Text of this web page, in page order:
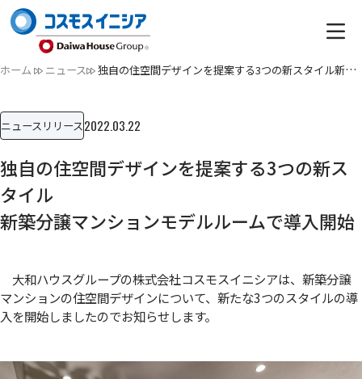
ホーム ニュース 独自の住空間デザインを提案する3つの新スタイル新築分譲マンシ…
ニュースリリース2022.03.22
独自の住空間デザインを提案する3つの新ス
タイル
新築分譲マンションモデルルームで導入開始
大和ハウスグループの株式会社コスモスイニシアは、新築分譲
マンションの住空間デザインについて、新たな3つのスタイルの導
入を開始しましたのでお知らせします。